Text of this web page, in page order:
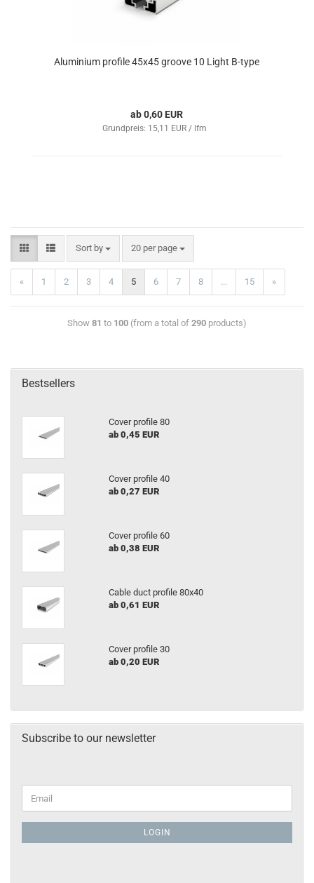
Aluminium profile 45x45 groove 10 Light B-type
ab 0,60 EUR
Grundpreis: 15,11 EUR / lfm
Sort by 20 per page
« 1 2 3 4 5 6 7 8 ... 15 »
Show 81 to 100 (from a total of 290 products)
Bestsellers
Cover profile 80
ab 0,45 EUR
Cover profile 40
ab 0,27 EUR
Cover profile 60
ab 0,38 EUR
Cable duct profile 80x40
ab 0,61 EUR
Cover profile 30
ab 0,20 EUR
Subscribe to our newsletter
LOGIN